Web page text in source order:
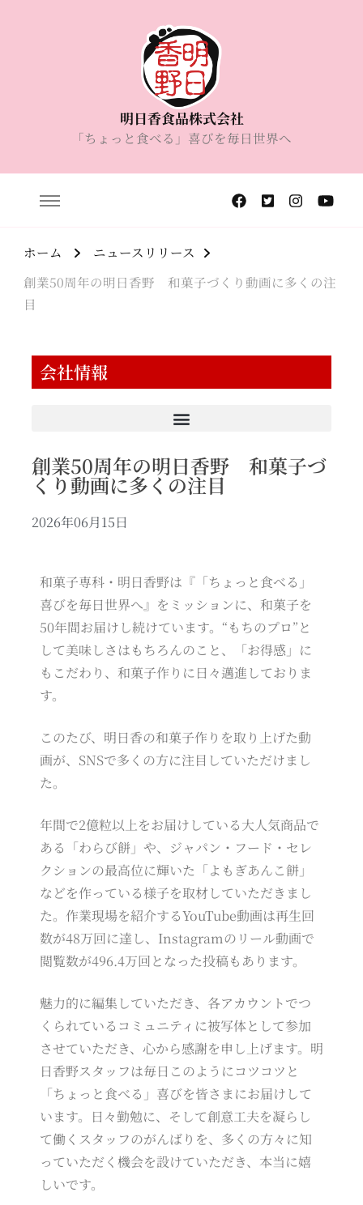
明日香食品株式会社
「ちょっと食べる」喜びを毎日世界へ
ホーム
ニュースリリース
創業50周年の明日香野 和菓子づくり動画に多くの注
目
会社情報
創業50周年の明日香野 和菓子づ
くり動画に多くの注目
2026年06月15日
和菓子専科・明日香野は『「ちょっと食べる」
喜びを毎日世界へ』をミッションに、和菓子を
50年間お届けし続けています。“もちのプロ”と
して美味しさはもちろんのこと、「お得感」に
もこだわり、和菓子作りに日々邁進しておりま
す。
このたび、明日香の和菓子作りを取り上げた動
画が、SNSで多くの方に注目していただけまし
た。
年間で2億粒以上をお届けしている大人気商品で
ある「わらび餅」や、ジャパン・フード・セレ
クションの最高位に輝いた「よもぎあんこ餅」
などを作っている様子を取材していただきまし
た。作業現場を紹介するYouTube動画は再生回
数が48万回に達し、Instagramのリール動画で
閲覧数が496.4万回となった投稿もあります。
魅力的に編集していただき、各アカウントでつ
くられているコミュニティに被写体として参加
させていただき、心から感謝を申し上げます。明
日香野スタッフは毎日このようにコツコツと
「ちょっと食べる」喜びを皆さまにお届けして
います。日々勤勉に、そして創意工夫を凝らし
て働くスタッフのがんばりを、多くの方々に知
っていただく機会を設けていただき、本当に嬉
しいです。